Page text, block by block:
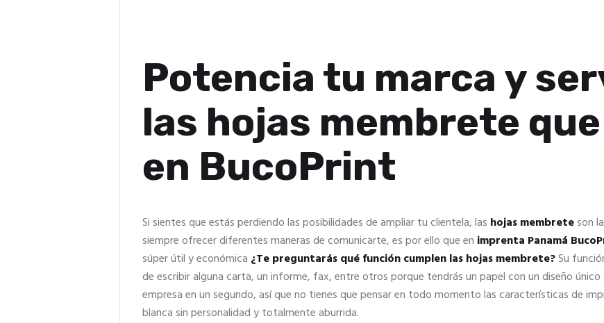
Potencia tu marca y
las hojas membrete
en BucoPrint
Si sientes que estás perdiendo las posibilidades de ampliar tu clientela, las hojas membreteson
siempre ofrecer diferentes maneras de comunicarte, es por ello que en imprenta Panamá
súper útil y económica ¿Te preguntarás qué función cumplen las hojas membrete?Su
de escribir alguna carta, un informe, fax, entre otros porque tendrás un papel con un diseño
empresa en un segundo, así que no tienes que pensar en todo momento las características de
blanca sin personalidad y totalmente aburrida.